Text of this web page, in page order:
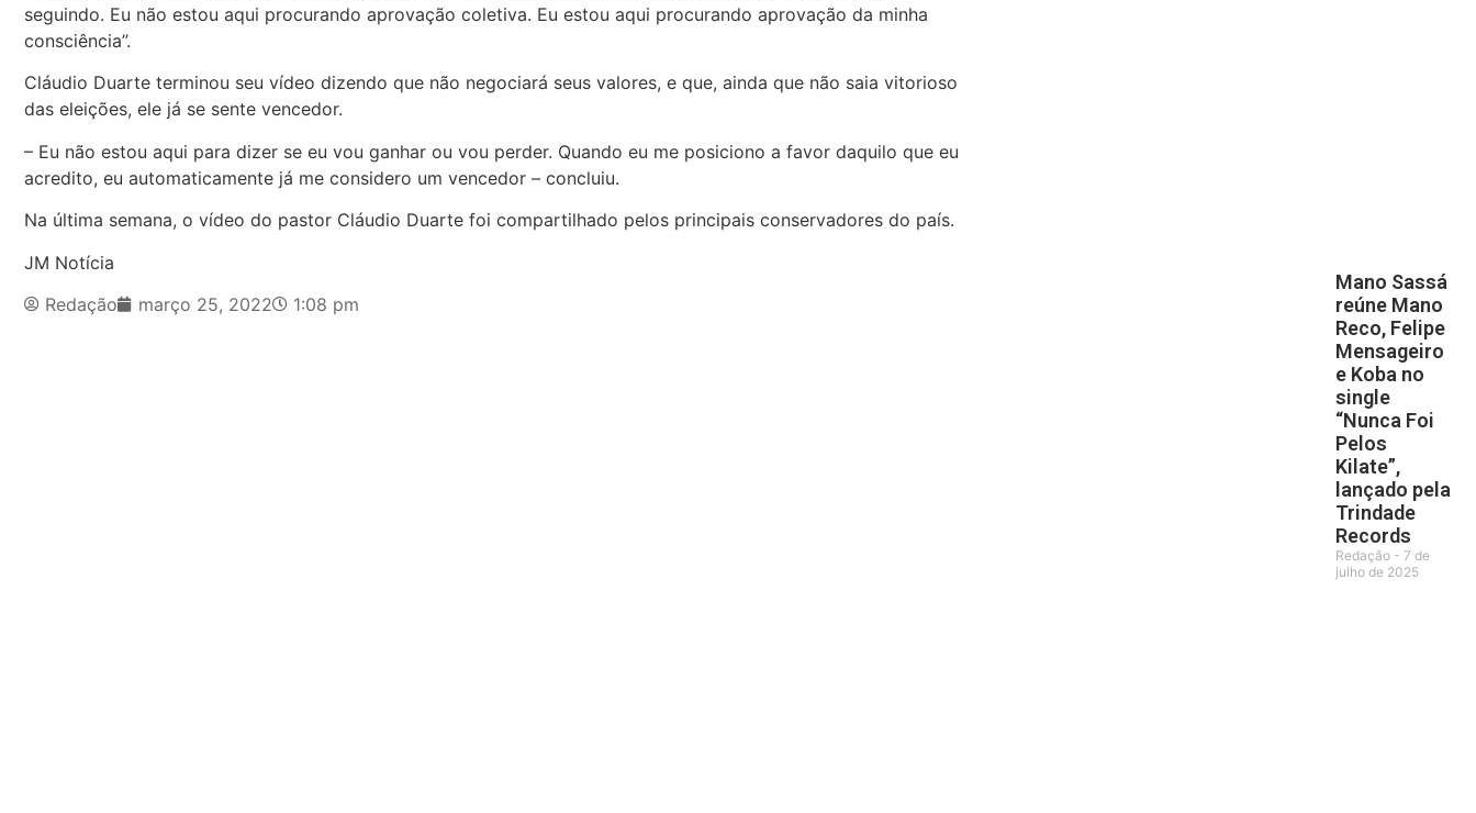
seguindo. Eu não estou aqui procurando aprovação coletiva. Eu estou aqui procurando aprovação da minha
consciência”.
Cláudio Duarte terminou seu vídeo dizendo que não negociará seus valores, e que, ainda que não saia vitorioso
das eleições, ele já se sente vencedor.
– Eu não estou aqui para dizer se eu vou ganhar ou vou perder. Quando eu me posiciono a favor daquilo que eu
acredito, eu automaticamente já me considero um vencedor – concluiu.
Na última semana, o vídeo do pastor Cláudio Duarte foi compartilhado pelos principais conservadores do país.
JM Notícia
Redação
março 25, 2022 1:08 pm
Mano Sassá
reúne Mano
Reco, Felipe
Mensageiro
e Koba no
single
“Nunca Foi
Pelos
Kilate”,
lançado pela
Trindade
Records
Redação
7 de
julho de 2025